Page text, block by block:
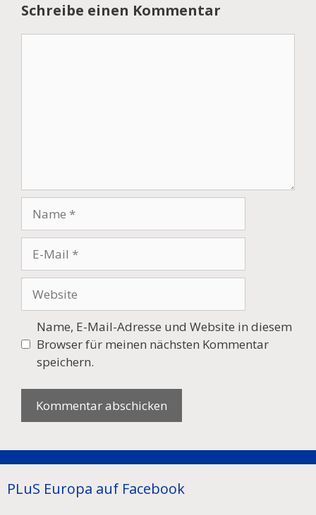
Schreibe einen Kommentar
Mail
Name, E-Mail-Adresse und Website in diesem
Browser für meinen nächsten Kommentar
speichern.
PLuS Europa auf Facebook